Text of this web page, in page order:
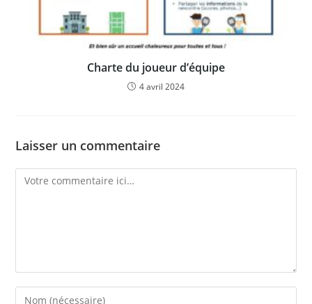
Charte du joueur d’équipe
4 avril 2024
Laisser un commentaire
Comment
Enter